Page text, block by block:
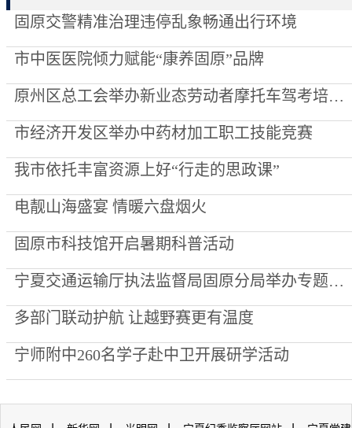
固原交警精准治理违停乱象畅通出行环境
市中医医院倾力赋能“康养固原”品牌
原州区总工会举办新业态劳动者摩托车驾考培训班
市经济开发区举办中药材加工职工技能竞赛
我市依托丰富资源上好“行走的思政课”
电靓山海盛宴 情暖六盘烟火
固原市科技馆开启暑期科普活动
宁夏交通运输厅执法监督局固原分局举办专题知识竞赛 以赛促学锻造执法“头雁”
多部门联动护航 让越野赛更有温度
宁师附中260名学子赴中卫开展研学活动